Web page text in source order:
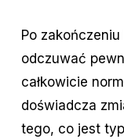
Po
odczuwać
całkowicie
doświadcza
tego, co jest